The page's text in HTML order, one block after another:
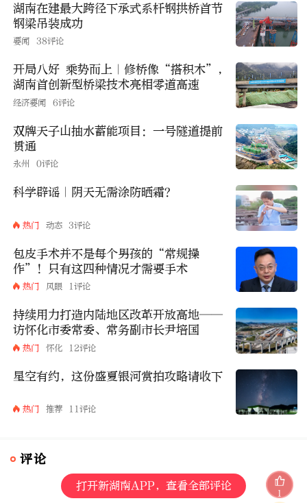
湖南在建最大跨径下承式系杆钢拱桥首节
钢梁吊装成功
要闻 38评论
开局八好 乘势而上｜修桥像“搭积木”，
湖南首创新型桥梁技术亮相零道高速
经济要闻 6评论
双牌天子山抽水蓄能项目：一号隧道提前
贯通
永州 0评论
科学辟谣｜阴天无需涂防晒霜？
热门 动态 3评论
包皮手术并不是每个男孩的“常规操
作”！只有这四种情况才需要手术
热门 风眼 1评论
持续用力打造内陆地区改革开放高地——
访怀化市委常委、常务副市长尹培国
热门 怀化 12评论
星空有约，这份盛夏银河赏拍攻略请收下
热门 推荐 11评论
评论
打开新湖南APP，查看全部评论
1